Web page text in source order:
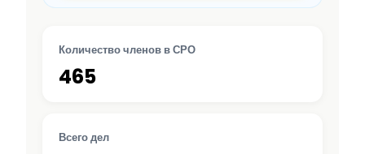
Количество членов в СРО
465
Всего дел